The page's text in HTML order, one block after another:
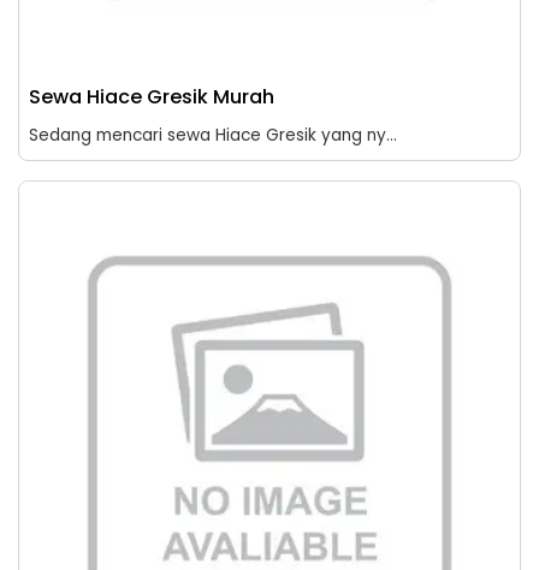
Sewa Hiace Gresik Murah
Sedang mencari sewa Hiace Gresik yang ny...